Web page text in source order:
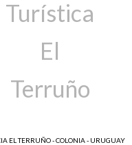
EL TERRUÑO - COLONIA - URUGUAY